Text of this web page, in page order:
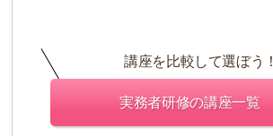
講座を比較して選ぼう！
実務者研修の講座一覧